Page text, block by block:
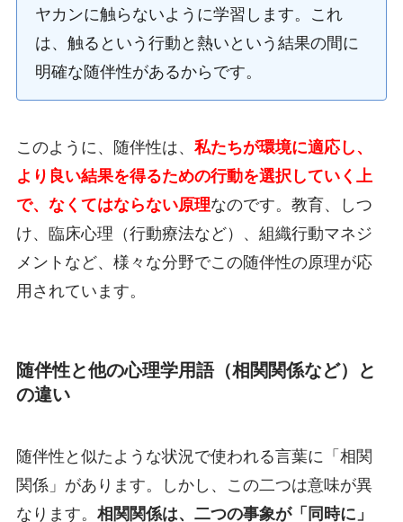
ヤカンに触らないように学習します。これ
は、触るという行動と熱いという結果の間に
明確な随伴性があるからです。
このように、随伴性は、 私たちが環境に適応し、
より良い結果を得るための行動を選択していく上
で、なくてはならない原理なのです。教育、しつ
け、臨床心理（行動療法など）、組織行動マネジ
メントなど、様々な分野でこの随伴性の原理が応
用されています。
随伴性と他の心理学用語（相関関係など）と
の違い
随伴性と似たような状況で使われる言葉に「相関
関係」があります。しかし、この二つは意味が異
なります。 相関関係は、二つの事象が「同時に」